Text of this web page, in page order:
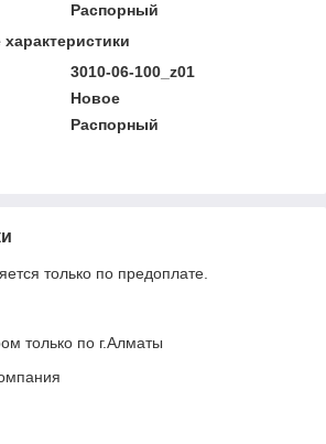
Распорный
3010-06-100_z01
Новое
Распорный
только по предоплате.
только по г.Алматы